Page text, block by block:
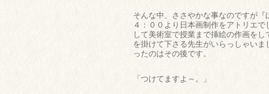
そんな中、ささやかな事なのですが
４：００より日本画制作をアトリエ
して美術室で授業まで挿絵の作画を
を掛けて下さる先生がいらっしゃい
ったのはその後です。
「つけてますよ～。」